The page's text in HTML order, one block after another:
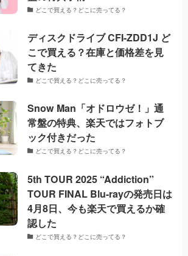
どこで買える？どこに売ってる？
ディスクドライブ CFI-ZDD1J ど
こで買える？在庫と価格差を見
てきた
どこで買える？どこに売ってる？
Snow Man「オドロウゼ！」通
常盤の特典、楽天ではフォトブ
ック付きだった
どこで買える？どこに売ってる？
5th TOUR 2025 “Addiction”
TOUR FINAL Blu-rayの発売日は
4月8日、今も楽天で買えるか確
認した
どこで買える？どこに売ってる？